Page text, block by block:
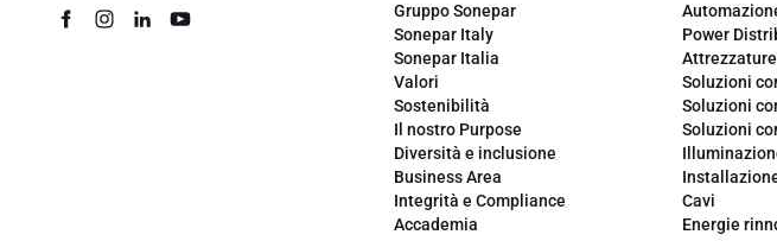
Gruppo Sonepar
Sonepar Italy
Sonepar Italia
Valori
Sostenibilità
Il nostro Purpose
Diversità e inclusione
Business Area
Integrità e Compliance
Accademia
Power
Soluzioni
Soluzioni
Soluzioni
Cavi
Energie